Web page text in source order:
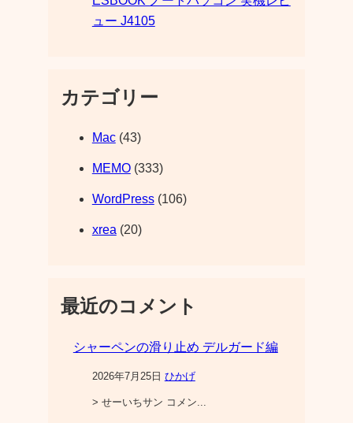
ュー J4105
カテゴリー
Mac(43)
MEMO(333)
WordPress(106)
xrea (20)
最近のコメント
シャーペンの滑り止め デルガード編
2026年7月25日 ひかげ
> せーいちサン コメン...